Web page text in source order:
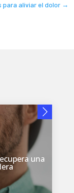
para aliviar el dolor→
una